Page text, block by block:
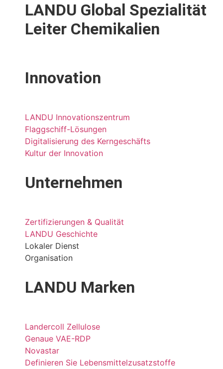
LANDU Global Spezialität
Leiter Chemikalien
Innovation
LANDU Innovationszentrum
Flaggschiff-Lösungen
Digitalisierung des Kerngeschäfts
Kultur der Innovation
Unternehmen
Zertifizierungen & Qualität
LANDU Geschichte
Lokaler Dienst
Organisation
LANDU Marken
Landercoll Zellulose
Genaue VAE-RDP
Novastar
Definieren Sie Lebensmittelzusatzstoffe